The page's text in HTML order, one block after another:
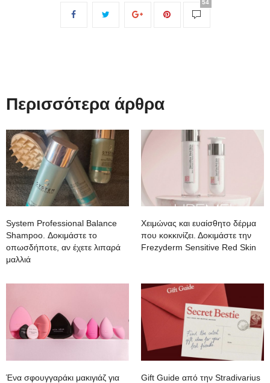
54
Περισσότερα άρθρα
System Professional Balance
Shampoo. Δοκιμάστε το
οπωσδήποτε, αν έχετε λιπαρά
μαλλιά
Χειμώνας και ευαίσθητο δέρμα
που κοκκινίζει. Δοκιμάστε την
Frezyderm Sensitive Red Skin
Ένα σφουγγαράκι μακιγιάζ για
Gift Guide από την Stradivarius